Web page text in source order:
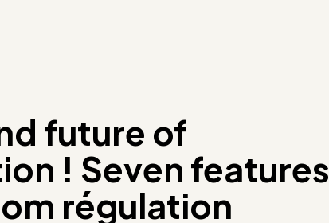
future of
! Seven features
régulation